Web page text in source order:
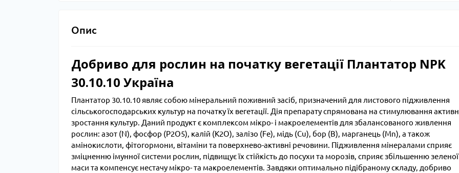
Опис
Добриво для рослин на початку вегетації Плантатор NPK
30.10.10 Україна
Плантатор 30.10.10 являє собою мінеральний поживний засіб, призначений для листового підживлення
сільськогосподарських культур на початку їх вегетації. Дія препарату спрямована на стимулювання
зростання культур. Даний продукт є комплексом мікро- і макроелементів для збалансованого живлення
рослин: азот (N), фосфор (P2O5), калій (K2O), залізо (Fe), мідь (Cu), бор (B), марганець (Mn), а також
амінокислоти, фітогормони, вітаміни та поверхнево-активні речовини. Підживлення мінералами сприяє
зміцненню імунної системи рослин, підвищує їх стійкість до посухи та морозів, сприяє збільшенню зеленої
маси та компенсує нестачу мікро- та макроелементів. Завдяки оптимально підібраному складу, добриво